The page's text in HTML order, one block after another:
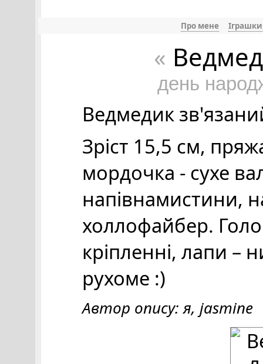
Про мене Іграшки
«
день
Ведмедик
Зріст 15,5 см,
мордочка - сухе
напівнамистини,
холлофайбер.
кріпленні, лапи –
рухоме :)
Автор опису: я, jasmine